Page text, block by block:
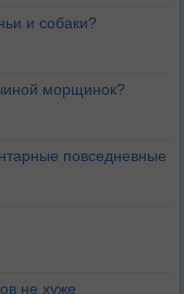
и собаки?
морщинок?
повседневные
не хуже